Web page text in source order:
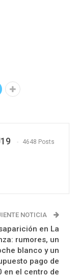
4648 Posts
NOTICIA
en La
rumores, un
blanco y un
pago de
en el centro de